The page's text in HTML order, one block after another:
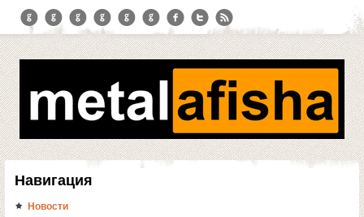
Навигация
Новости